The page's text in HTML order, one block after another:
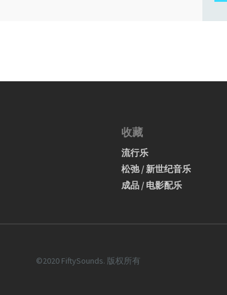
收藏
流行乐
松弛 / 新世纪音乐
成品 / 电影配乐
©2020 FiftySounds. 版权所有